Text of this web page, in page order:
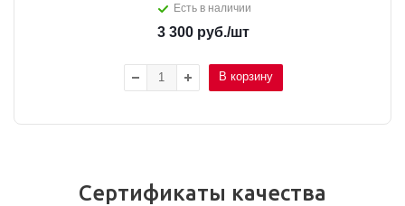
Есть в наличии
3 300руб./шт
В корзину
Сертификаты качества